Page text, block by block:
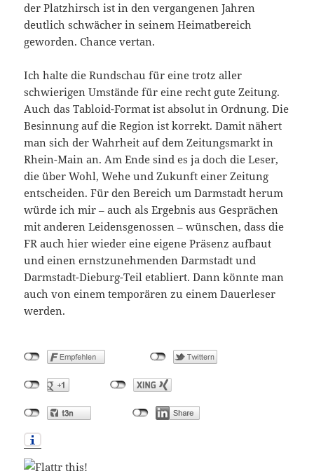
der Platzhirsch ist in den vergangenen Jahren
deutlich schwächer in seinem Heimatbereich
geworden. Chance vertan.
Ich halte die Rundschau für eine trotz aller
schwierigen Umstände für eine recht gute Zeitung.
Auch das Tabloid-Format ist absolut in Ordnung. Die
Besinnung auf die Region ist korrekt. Damit nähert
man sich der Wahrheit auf dem Zeitungsmarkt in
Rhein-Main an. Am Ende sind es ja doch die Leser,
die über Wohl, Wehe und Zukunft einer Zeitung
entscheiden. Für den Bereich um Darmstadt herum
würde ich mir – auch als Ergebnis aus Gesprächen
mit anderen Leidensgenossen – wünschen, dass die
FR auch hier wieder eine eigene Präsenz aufbaut
und einen ernstzunehmenden Darmstadt und
Darmstadt-Dieburg-Teil etabliert. Dann könnte man
auch von einem temporären zu einem Dauerleser
werden.